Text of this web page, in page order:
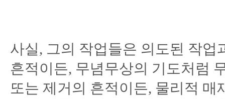
사실, 그의 작업들은 의도된 작
흔적이든, 무념무상의 기도처럼
또는 제거의 흔적이든, 물리적